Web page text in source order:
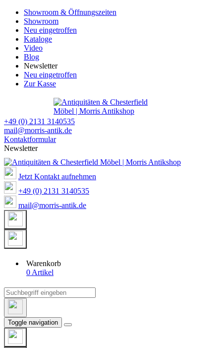
Showroom & Öffnungszeiten
Showroom
Neu eingetroffen
Kataloge
Video
Blog
Newsletter
Neu eingetroffen
Zur Kasse
+49 (0) 2131 3140535
mail@morris-antik.de
Kontaktformular
Newsletter
Jetzt Kontakt aufnehmen
+49 (0) 2131 3140535
mail@morris-antik.de
Warenkorb
0 Artikel
Toggle navigation